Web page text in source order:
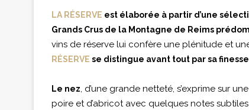
LA RÉSERVE est élaborée à partir d’une
Grands Crus de la Montagne de Reims
vins de réserve lui confère une plénitude et
RÉSERVE se distingue avant tout par sa
Le nez, d’une grande netteté, s’exprime sur
poire et d’abricot avec quelques notes